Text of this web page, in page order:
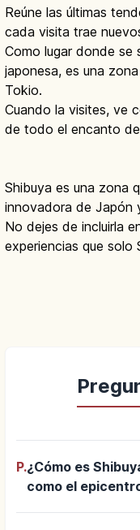
Reúne las últimas
cada visita trae
Como lugar donde se
japonesa, es una
Tokio.
Cuando la visites, ve
de todo el encanto
Shibuya es una zona
innovadora de Japón
No dejes de incluirla
experiencias que solo
P.¿Cómo es
como el